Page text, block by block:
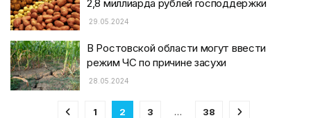
2,8 миллиарда рублей господдержки
29.05.2024
В Ростовской области могут ввести
режим ЧС по причине засухи
28.05.2024
1 2 3 … 38